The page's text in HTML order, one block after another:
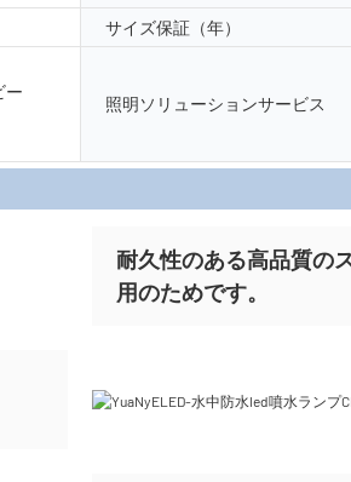
サイズ保証（年）
ー
照明ソリューションサービス
詳
耐久性のある高品質の
用のためです。